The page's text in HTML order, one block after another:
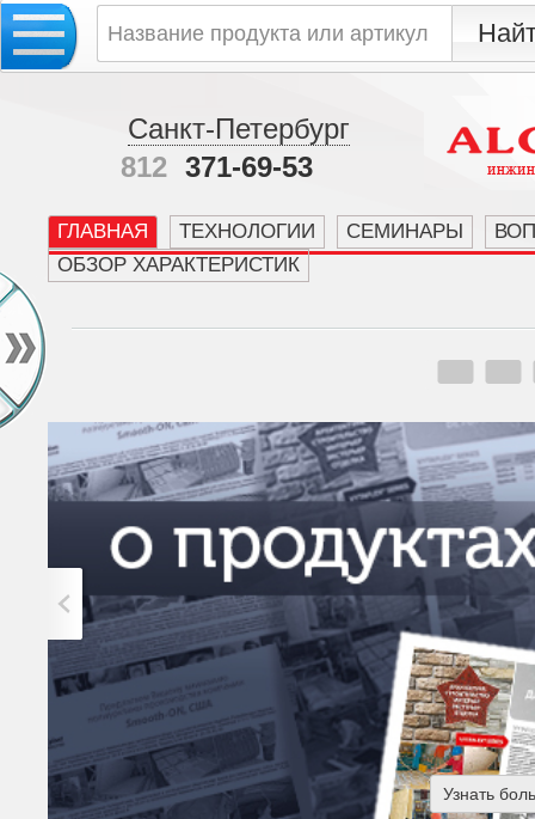
Санкт-Петербург
812 371-69-53
ГЛАВНАЯ ТЕХНОЛОГИИ СЕМИНАРЫ
ОБЗОР ХАРАКТЕРИСТИК
Узнать